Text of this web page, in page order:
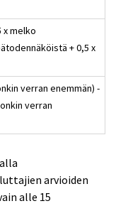
x melko
+ 0,5 x
verran enemmän) -
verran
arvioiden
alle 15